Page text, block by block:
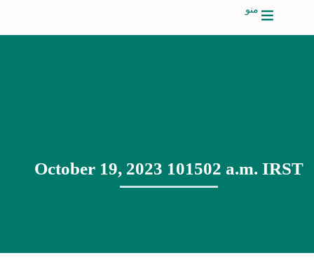
منو
October 19, 2023 101502 a.m. IRST